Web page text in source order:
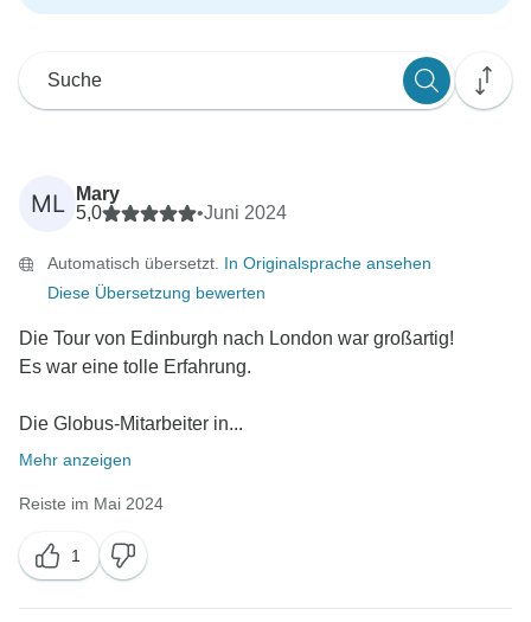
ML
Mary
5,0
•Juni 2024
Automatisch übersetzt. In Originalsprache ansehen
Diese Übersetzung bewerten
Die Tour von Edinburgh nach London war großartig!
Es war eine tolle Erfahrung.
Die Globus-Mitarbeiter in...
Mehr anzeigen
Reiste im Mai 2024
1